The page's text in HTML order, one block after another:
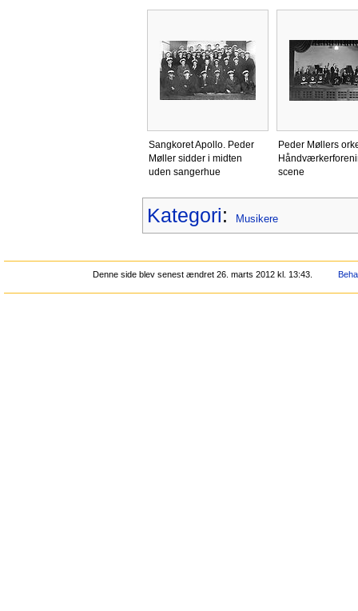
Sangkoret Apollo. Peder
Møller sidder i midten
uden sangerhue
Peder Møllers
scene
Kategori: Musikere
Denne side blev senest ændret 26. marts 2012 kl. 13:43.